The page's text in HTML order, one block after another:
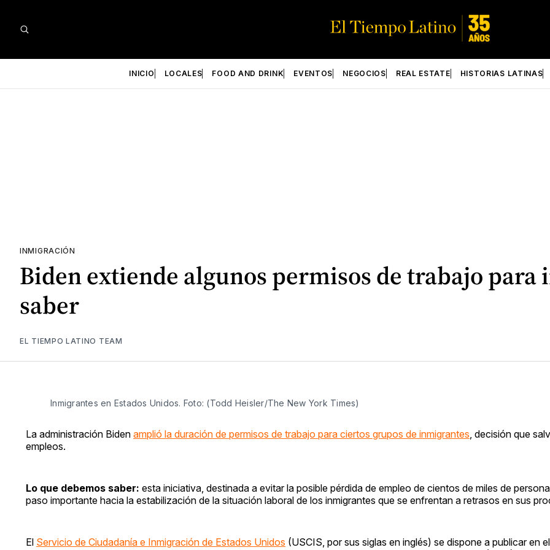
INICIO LOCALES FOOD AND DRINK EVENTOS NEGOCIOS REAL ESTATE HISTORIAS LATINAS
INMIGRACIÓN
Biden extiende algunos permisos de trabajo para
saber
EL TIEMPO LATINO TEAM
Inmigrantes en Estados Unidos. Foto: (Todd Heisler/The New York Times)
La administración Biden amplió la duración de permisos de trabajo para ciertos grupos de inmigrantes , decisión que
empleos.
Lo que debemos saber: esta iniciativa, destinada a evitar la posible pérdida de empleo de cientos de miles de
paso importante hacia la estabilización de la situación laboral de los inmigrantes que se enfrentan a retrasos en sus
El Servicio de Ciudadanía e Inmigración de Estados Unidos (USCIS, por sus siglas en inglés) se dispone a publicar en